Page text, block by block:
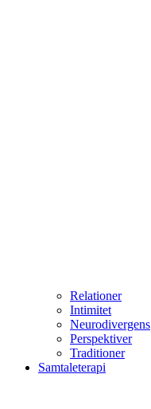
Relationer
Intimitet
Neurodivergens
Perspektiver
Traditioner
Samtaleterapi